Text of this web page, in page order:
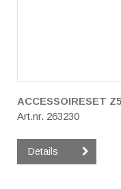
ACCESSOIRESET Z5
Art.nr. 263230
Details